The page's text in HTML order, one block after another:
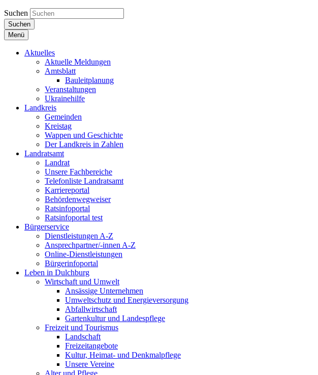
Suchen
Suchen
Menü
Aktuelles
Aktuelle Meldungen
Amtsblatt
Bauleitplanung
Veranstaltungen
Ukrainehilfe
Landkreis
Gemeinden
Kreistag
Wappen und Geschichte
Der Landkreis in Zahlen
Landratsamt
Landrat
Unsere Fachbereiche
Telefonliste Landratsamt
Karriereportal
Behördenwegweiser
Ratsinfoportal
Ratsinfoportal test
Bürgerservice
Dienstleistungen A-Z
Ansprechpartner/-innen A-Z
Online-Dienstleistungen
Bürgerinfoportal
Leben in Dulchburg
Wirtschaft und Umwelt
Ansässige Unternehmen
Umweltschutz und Energieversorgung
Abfallwirtschaft
Gartenkultur und Landespflege
Freizeit und Tourismus
Landschaft
Freizeitangebote
Kultur, Heimat- und Denkmalpflege
Unsere Vereine
Alter und Pflege